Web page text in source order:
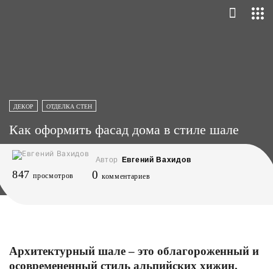
ДЕКОР ОТДЕЛКА СТЕН
Как оформить фасад дома в стиле шале
Автор Евгений Вахидов
847 просмотров 0 комментариев
Архитектурный шале – это облагороженный и
осовремененный стиль альпийских хижин.